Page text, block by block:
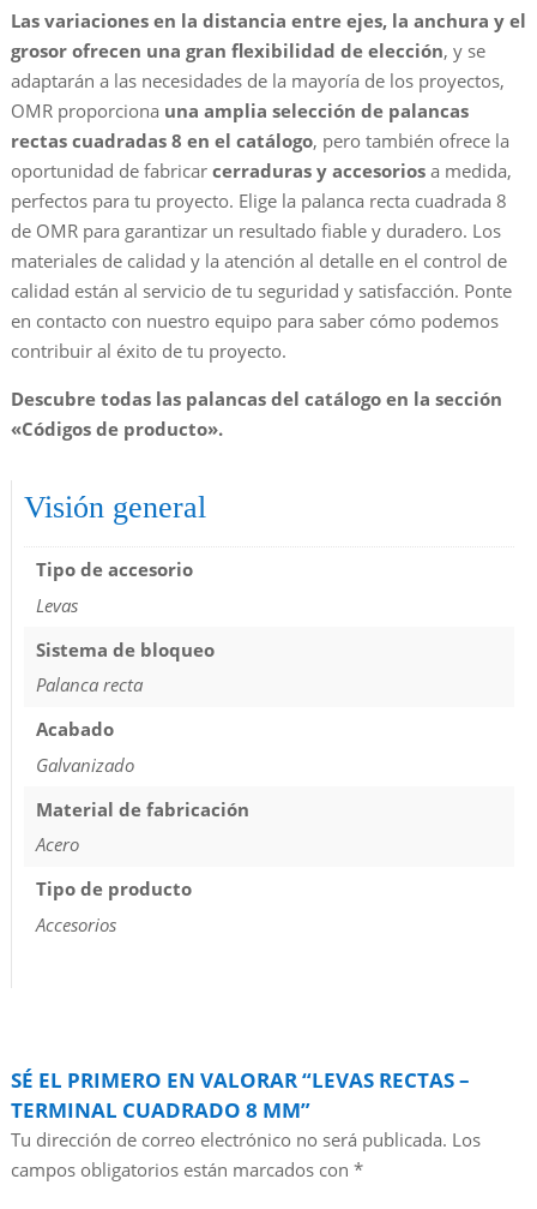
Las variaciones en la distancia entre ejes, la anchura y el
grosor ofrecen una gran flexibilidad de elección, y se
adaptarán a las necesidades de la mayoría de los proyectos,
OMR proporciona una amplia selección de palancas
rectas cuadradas 8 en el catálogo, pero también ofrece la
oportunidad de fabricar cerraduras y accesoriosa medida,
perfectos para tu proyecto. Elige la palanca recta cuadrada 8
de OMR para garantizar un resultado fiable y duradero. Los
materiales de calidad y la atención al detalle en el control de
calidad están al servicio de tu seguridad y satisfacción. Ponte
en contacto con nuestro equipo para saber cómo podemos
contribuir al éxito de tu proyecto.
Descubre todas las palancas del catálogo en la sección
«Códigos de producto».
Visión general
Tipo de accesorio
Levas
Sistema de bloqueo
Palanca recta
Acabado
Galvanizado
Material de fabricación
Acero
Tipo de producto
Accesorios
SÉ EL PRIMERO EN VALORAR “LEVAS RECTAS –
TERMINAL CUADRADO 8 MM”
Tu dirección de correo electrónico no será publicada. Los
campos obligatorios están marcados con *